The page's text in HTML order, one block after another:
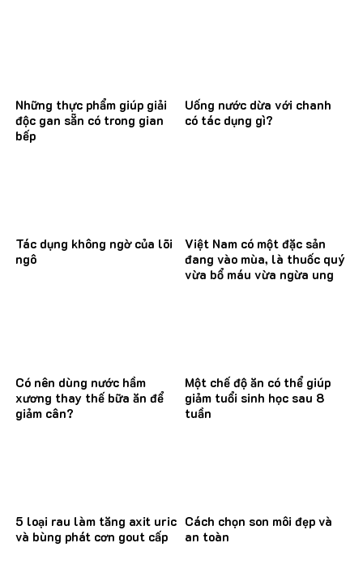
Những thực phẩm giúp giải
độc gan sẵn có trong gian
bếp
Uống nước dừa với chanh
có tác dụng gì?
Tác dụng không ngờ của lõi
ngô
Việt Nam có một đặc sản
đang vào mùa, là thuốc quý
vừa bổ máu vừa ngừa ung
Có nên dùng nước hầm
xương thay thế bữa ăn để
giảm cân?
Một chế độ ăn có thể giúp
giảm tuổi sinh học sau 8
tuần
5 loại rau làm tăng axit uric
và bùng phát cơn gout cấp
Cách chọn son môi đẹp và
an toàn